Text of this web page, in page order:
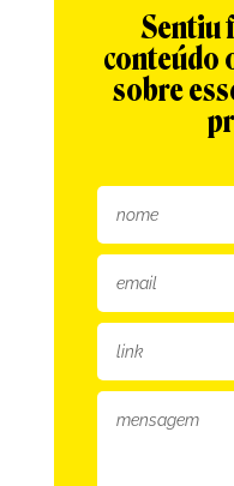
Sentiu
conteúdo
sobre